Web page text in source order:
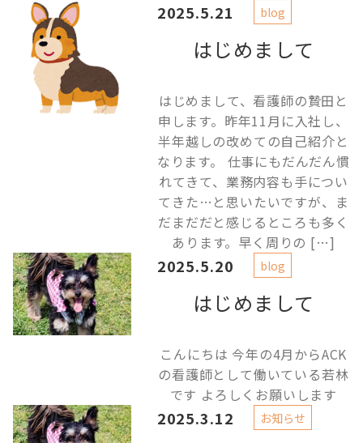
はじめまして
2025.5.21 blog
はじめまして、看護師の贄田と
申します。昨年11月に入社し、
半年越しの改めての自己紹介と
なります。 仕事にもだんだん慣
れてきて、業務内容も手につい
てきた…と思いたいですが、ま
だまだだと感じるところも多く
あります。早く周りの […]
はじめまして
2025.5.20 blog
こんにちは 今年の4月からACK
の看護師として働いている若林
です よろしくお願いします
2025.3.12 お知らせ